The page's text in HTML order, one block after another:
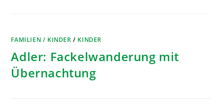
FAMILIEN / KINDER / KINDER
Adler: Fackelwanderung mit
Übernachtung